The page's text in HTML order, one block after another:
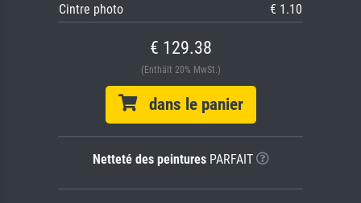
Cintre photo
€ 1.10
€ 129.38
(Enthält 20% MwSt.)
dans le panier
Netteté des peinturesPARFAIT